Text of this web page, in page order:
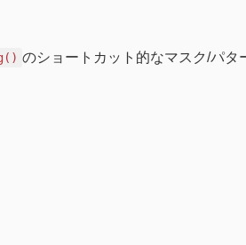
のショートカット的なマスク/パタ